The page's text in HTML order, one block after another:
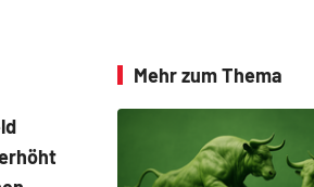
Mehr zum Thema